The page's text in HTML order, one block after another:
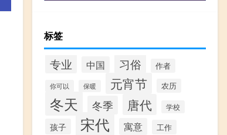
标签
专业 中国 习俗 作者
你可以 保暖 元宵节 农历
冬天 冬季 唐代 学校
孩子 宋代 寓意 工作